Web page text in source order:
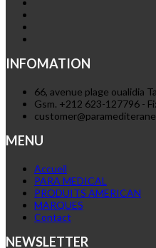
INFOMATION
66, avenue plage oualidia
Gsm. +212 623-127796 -
MENU
Accueil
PARA MEDICAL
PRODUITS AMERICAN
MARQUES
Contact
NEWSLETTER